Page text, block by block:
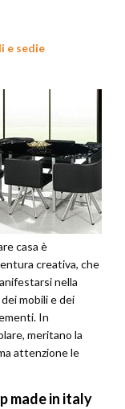
e sedie
casa è
creativa, che
nella
mobili e dei
In
meritano la
attenzione le
made in italy